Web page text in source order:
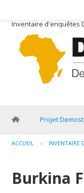
Inventaire d'enquêtes
Projet
ACCUEIL › INVENTAIRE
Burkina